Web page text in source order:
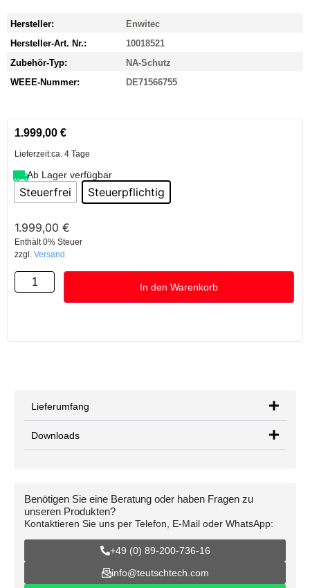
Hersteller:
Enwitec
Hersteller-Art. Nr.:
10018521
Zubehör-Typ:
NA-Schutz
WEEE-Nummer:
DE71566755
1.999,00 €
Lieferzeit:ca. 4 Tage
Ab Lager verfügbar
Steuerfrei Steuerpflichtig
1.999,00 €
Enthält 0% Steuer
zzgl. Versand
In den Warenkorb
Lieferumfang
Downloads
Benötigen Sie eine Beratung oder haben Fragen zu
unseren Produkten?
Kontaktieren Sie uns per Telefon, E-Mail oder WhatsApp:
+49 (0) 89-200-736-16
info@teutschtech.com